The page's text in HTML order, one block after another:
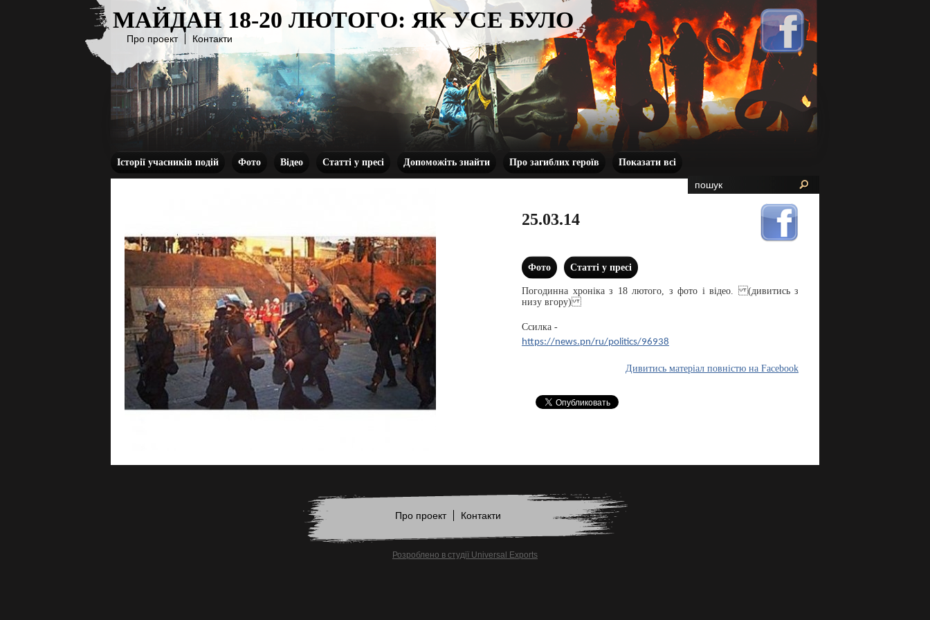
МАЙДАН 18-20 ЛЮТОГО: ЯК УСЕ БУЛО
Про проект Контакти
Історії учасників подій Фото Відео Статті у пресі Допоможіть знайти Про загиблих героїв Показати всі
25.03.14
Фото Статті у пресі
Погодинна хроніка з 18 лютого, з фото і відео. (дивитись з
низу вгору)
Ссилка -
https://news.pn/ru/politics/96938
Дивитись матеріал повністю на Facebook
Про проект Контакти
Розроблено в студії Universal Exports